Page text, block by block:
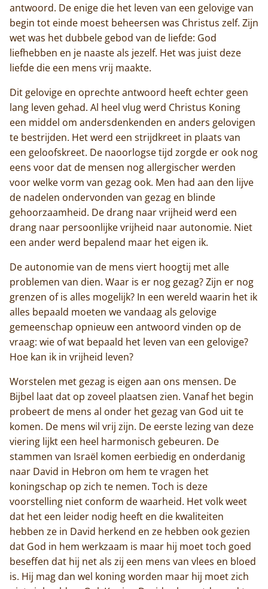
Home
Trappisten
antwoord. De enige die het leven van een gelovige van
begin tot einde moest beheersen was Christus zelf. Zijn
wet was het dubbele gebod van de liefde: God
liefhebben en je naaste als jezelf. Het was juist deze
liefde die een mens vrij maakte.
Dit gelovige en oprechte antwoord heeft echter geen
lang leven gehad. Al heel vlug werd Christus Koning
een middel om andersdenkenden en anders gelovigen
te bestrijden. Het werd een strijdkreet in plaats van
een geloofskreet. De naoorlogse tijd zorgde er ook nog
eens voor dat de mensen nog allergischer werden
voor welke vorm van gezag ook. Men had aan den lijve
de nadelen ondervonden van gezag en blinde
gehoorzaamheid. De drang naar vrijheid werd een
drang naar persoonlijke vrijheid naar autonomie. Niet
een ander werd bepalend maar het eigen ik.
De autonomie van de mens viert hoogtij met alle
problemen van dien. Waar is er nog gezag? Zijn er nog
grenzen of is alles mogelijk? In een wereld waarin het ik
alles bepaald moeten we vandaag als gelovige
gemeenschap opnieuw een antwoord vinden op de
vraag: wie of wat bepaald het leven van een gelovige?
Hoe kan ik in vrijheid leven?
Worstelen met gezag is eigen aan ons mensen. De
Bijbel laat dat op zoveel plaatsen zien. Vanaf het begin
probeert de mens al onder het gezag van God uit te
komen. De mens wil vrij zijn. De eerste lezing van deze
viering lijkt een heel harmonisch gebeuren. De
stammen van Israël komen eerbiedig en onderdanig
naar David in Hebron om hem te vragen het
koningschap op zich te nemen. Toch is deze
voorstelling niet conform de waarheid. Het volk weet
dat het een leider nodig heeft en die kwaliteiten
hebben ze in David herkend en ze hebben ook gezien
dat God in hem werkzaam is maar hij moet toch goed
beseffen dat hij net als zij een mens van vlees en bloed
is. Hij mag dan wel koning worden maar hij moet zich